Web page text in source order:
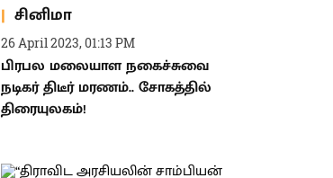
சினிமா
26 April 2023, 01:13 PM
பிரபல மலையாள நகைச்சுவை
நடிகர் திடீர் மரணம்.. சோகத்தில்
திரையுலகம்!